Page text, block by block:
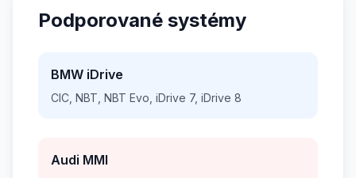
Podporované systémy
BMW iDrive
CIC, NBT, NBT Evo, iDrive 7, iDrive 8
Audi MMI